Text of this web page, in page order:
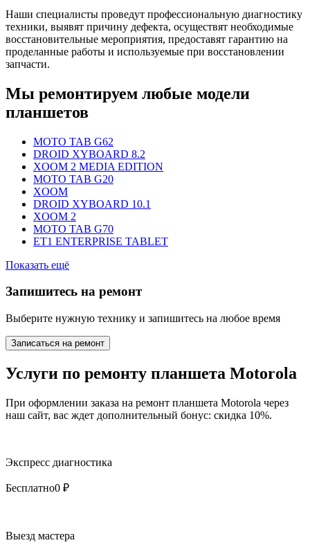
Наши специалисты проведут профессиональную диагностику
техники, выявят причину дефекта, осуществят необходимые
восстановительные мероприятия, предоставят гарантию на
проделанные работы и используемые при восстановлении
запчасти.
Мы ремонтируем любые модели
планшетов
MOTO TAB G62
DROID XYBOARD 8.2
XOOM 2 MEDIA EDITION
MOTO TAB G20
XOOM
DROID XYBOARD 10.1
XOOM 2
MOTO TAB G70
ET1 ENTERPRISE TABLET
Показать ещё
Запишитесь на ремонт
Выберите нужную технику и запишитесь на любое время
Записаться на ремонт
Услуги по ремонту планшета Motorola
При оформлении заказа на ремонт планшета Motorola через
наш сайт, вас ждет дополнительный бонус: скидка 10%.
Экспресс диагностика
Бесплатно0 ₽
Выезд мастера